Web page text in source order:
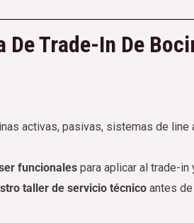
Trade-In De
activas, pasivas, sistemas de line
funcionales para aplicar al trade-in
taller de servicio técnico antes